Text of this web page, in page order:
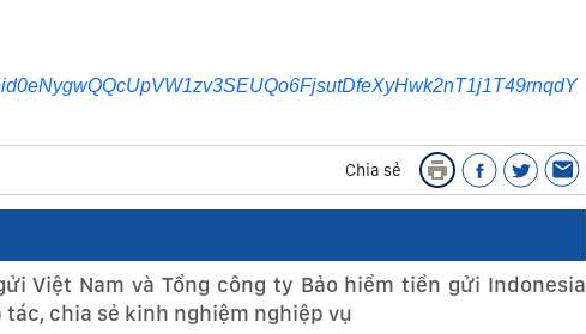
Chia sẻ
Việt Nam và Tổng công ty Bảo hiểm tiền gửi Indonesia
chia sẻ kinh nghiệm nghiệp vụ